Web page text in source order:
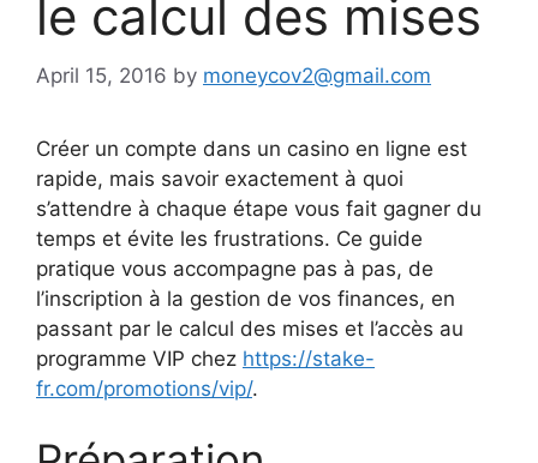
le calcul des mises
April 15, 2016 by moneycov2@gmail.com
Créer un compte dans un casino en ligne est
rapide, mais savoir exactement à quoi
s’attendre à chaque étape vous fait gagner du
temps et évite les frustrations. Ce guide
pratique vous accompagne pas à pas, de
l’inscription à la gestion de vos finances, en
passant par le calcul des mises et l’accès au
programme VIP chez https://stake-
fr.com/promotions/vip/.